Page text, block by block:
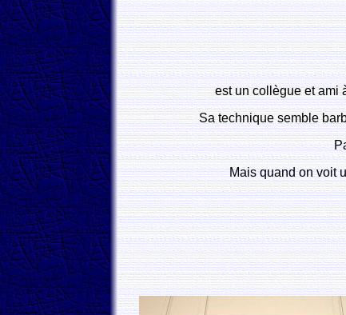
est un collègue et ami
Sa technique semble
Mais quand on voit